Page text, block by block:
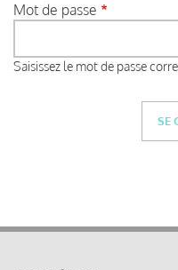
Mot de passe
Saisissez le mot de passe